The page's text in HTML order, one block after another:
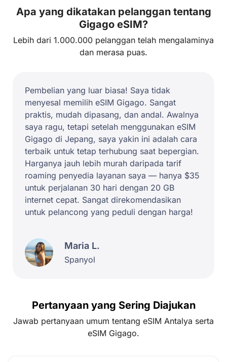
Apa yang dikatakan pelanggan tentang
Gigago eSIM?
Lebih dari 1.000.000 pelanggan telah mengalaminya
dan merasa puas.
Pembelian yang luar biasa! Saya tidak
menyesal memilih eSIM Gigago. Sangat
praktis, mudah dipasang, dan andal. Awalnya
saya ragu, tetapi setelah menggunakan eSIM
Gigago di Jepang, saya yakin ini adalah cara
terbaik untuk tetap terhubung saat bepergian.
Harganya jauh lebih murah daripada tarif
roaming penyedia layanan saya — hanya $35
untuk perjalanan 30 hari dengan 20 GB
internet cepat. Sangat direkomendasikan
untuk pelancong yang peduli dengan harga!
Maria L.
Spanyol
Pertanyaan yang Sering Diajukan
Jawab pertanyaan umum tentang eSIM Antalya serta
eSIM Gigago.